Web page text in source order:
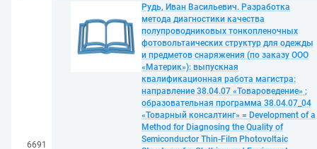
6691
Рудь, Иван Васильевич. Разработка
метода диагностики качества
полупроводниковых тонкопленочных
фотовольтаических структур для одежды
и предметов снаряжения (по заказу ООО
«Материк»): выпускная
квалификационная работа магистра:
направление 38.04.07 «Товароведение» ;
образовательная программа 38.04.07_04
«Товарный консалтинг» = Development of a
Method for Diagnosing the Quality of
Semiconductor Thin-Film Photovoltaic